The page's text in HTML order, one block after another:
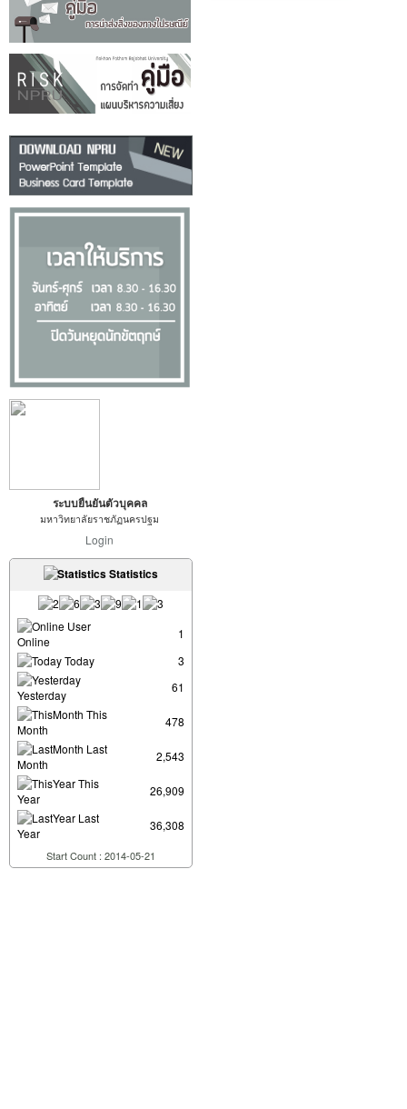
ระบบยืนยันตัวบุคคล
มหาวิทยาลัยราชภัฏนครปฐม
Login
Statistics
User
Online
1
Today
3
Yesterday
61
This
Month
478
Last
Month
2,543
This
Year
26,909
Last
Year
36,308
Start Count : 2014-05-21